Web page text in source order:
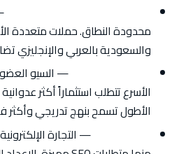
محدودة النطاق. حملات متعددة
والسعودية بالعربي
— السيو
الأسرع تتطلب استثماراً أكثر
الأطول تسمح بنهج تدريجي وأكثر